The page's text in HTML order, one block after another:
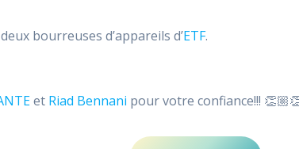
bourreuses d’appareils d’ETF.
et Riad Bennani pour votre confiance!!!